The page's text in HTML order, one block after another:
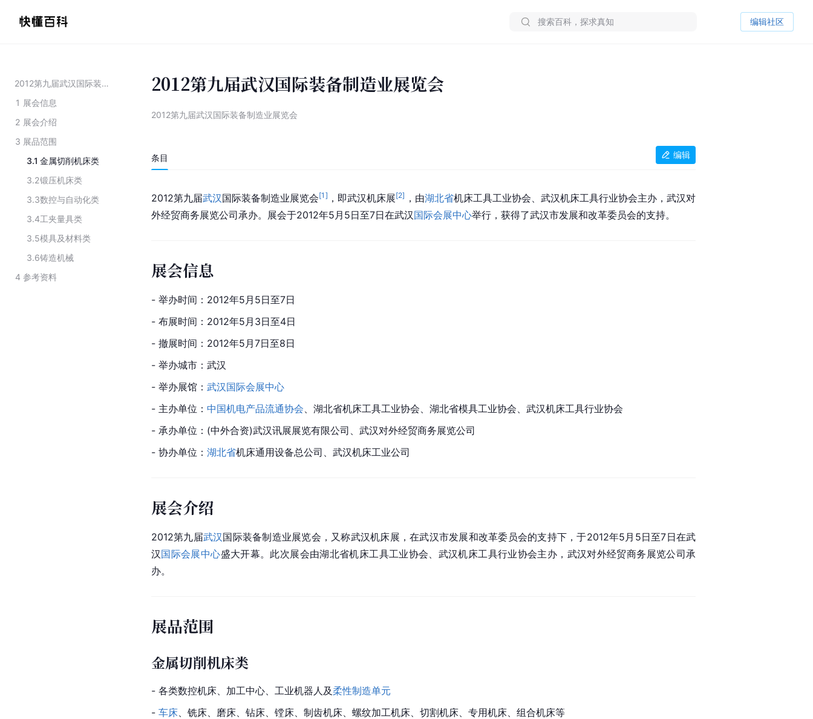
编辑社区
2012第九届武汉国际装备制造业展览会
1 展会信息
2 展会介绍
3 展品范围
3.1 金属切削机床类
3.2锻压机床类
3.3数控与自动化类
3.4工夹量具类
3.5模具及材料类
3.6铸造机械
4 参考资料
2012第九届武汉国际装备制造业展览会
2012第九届武汉国际装备制造业展览会
条目 编辑
2012第九届武汉国际装备制造业展览会[1 ] ，即武汉机床展[2] ，由湖北省机床工具工业协会、武汉机床工具行业协会主办，武汉对
外经贸商务展览公司承办。展会于2012年5月5日至7日在武汉国际会展中心举行，获得了武汉市发展和改革委员会的支持。
展会信息
- 举办时间：2012年5月5日至7日
- 布展时间：2012年5月3日至4日
- 撤展时间：2012年5月7日至8日
- 举办城市：武汉
- 举办展馆： 武汉国际会展中心
- 主办单位： 中国机电产品流通协会 、湖北省机床工具工业协会、湖北省模具工业协会、武汉机床工具行业协会
- 承办单位：(中外合资)武汉讯展展览有限公司、武汉对外经贸商务展览公司
- 协办单位： 湖北省机床通用设备总公司、武汉机床工业公司
展会介绍
2012第九届武汉国际装备制造业展览会，又称武汉机床展，在武汉市发展和改革委员会的支持下，于2012年5月5日至7日在武
汉国际会展中心盛大开幕。此次展会由湖北省机床工具工业协会、武汉机床工具行业协会主办，武汉对外经贸商务展览公司承
办。
展品范围
金属切削机床类
- 各类数控机床、加工中心、工业机器人及柔性制造单元
- 车床 、铣床、磨床、钻床、镗床、制齿机床、螺纹加工机床、切割机床、专用机床、组合机床等